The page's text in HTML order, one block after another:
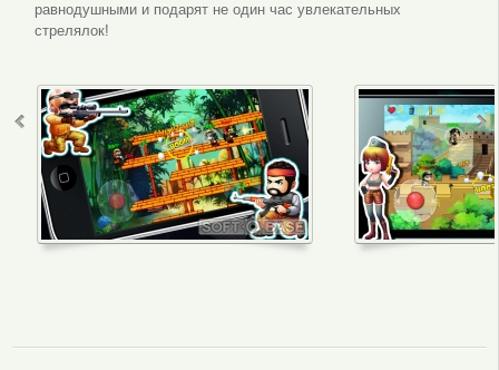
равнодушными и подарят не один час увлекательных
стрелялок!